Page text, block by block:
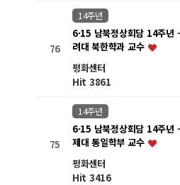
76
14주년
6·15 남북정상회담 14주
려대 북한학과 교수
평화센터
Hit 3861
75
14주년
6·15 남북정상회담 14주
제대 통일학부 교수
평화센터
Hit 3416